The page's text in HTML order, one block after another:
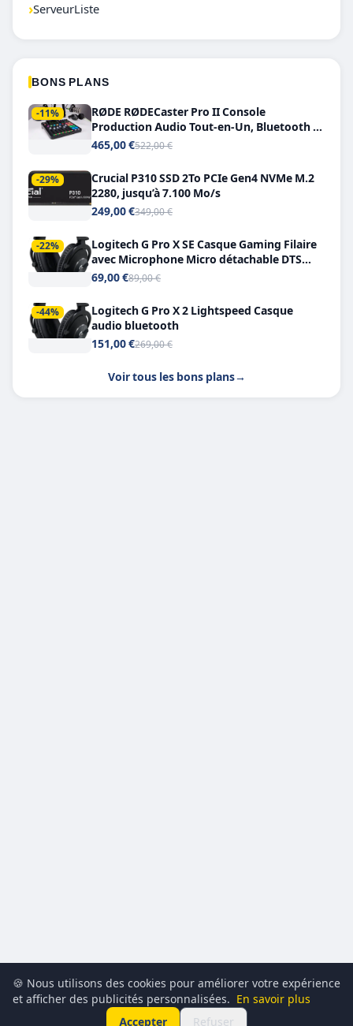
›ServeurListe
BONS PLANS
-11%
RØDE RØDECaster Pro II Console
Production Audio Tout-en-Un, Bluetooth et
Double USB-C
465,00 €522,00 €
-29%
Crucial P310 SSD 2To PCIe Gen4 NVMe M.2
2280, jusqu’à 7.100 Mo/s
249,00 €349,00 €
-22%
Logitech G Pro X SE Casque Gaming Filaire
avec Microphone Micro détachable DTS
Headphone X 7.1
69,00 €89,00 €
-44%
Logitech G Pro X 2 Lightspeed Casque
audio bluetooth
151,00 €269,00 €
Voir tous les bons plans→
🍪 Nous utilisons des cookies pour améliorer votre expérience
et afficher des publicités personnalisées. En savoir plus
Accepter
Refuser